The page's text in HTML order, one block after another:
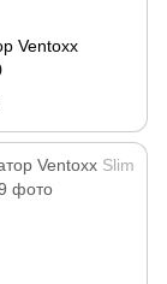
Ventoxx